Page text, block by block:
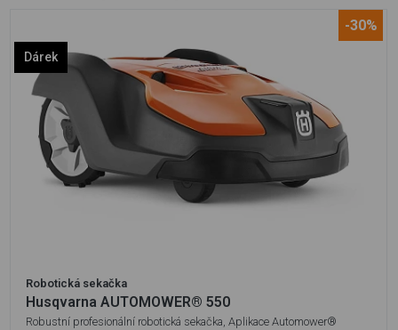
-30%
Dárek
Robotická sekačka
Husqvarna AUTOMOWER® 550
Robustní profesionální robotická sekačka, Aplikace Automower®